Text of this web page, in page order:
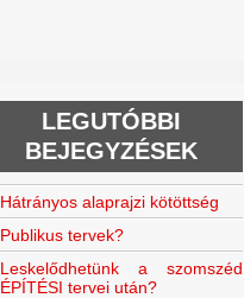
LEGUTÓBBI
BEJEGYZÉSEK
Hátrányos alaprajzi kötöttség
Publikus tervek?
Leskelődhetünk a szomszéd
ÉPÍTÉSI tervei után?